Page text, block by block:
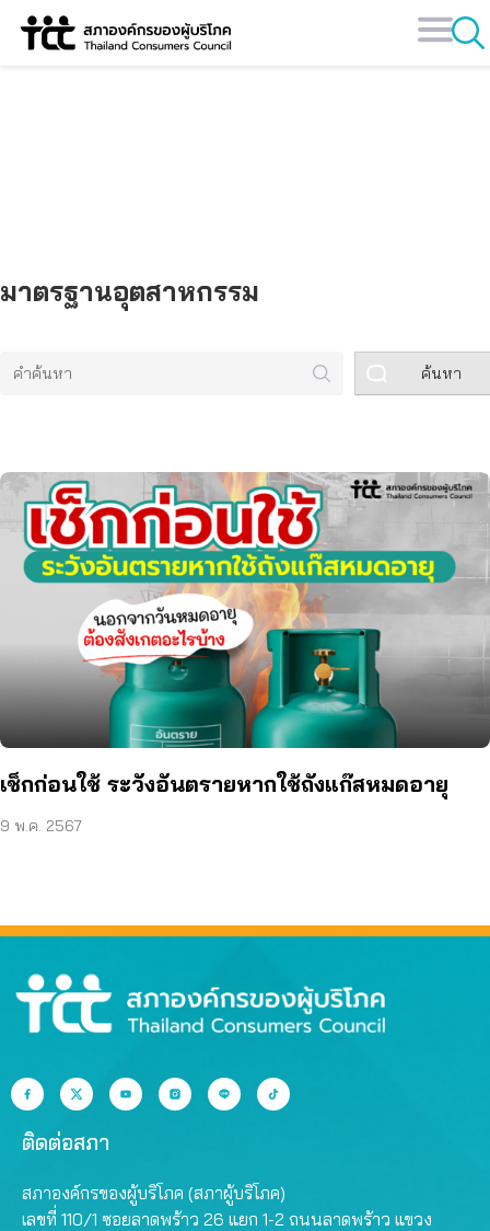
Skip
มาตรฐานอุตสาหกรรม
ค้นหา
เช็กก่อนใช้ ระวังอันตรายหากใช้ถังแก๊สหมดอายุ
9 พ.ค. 2567
ติดต่อสภา
สภาองค์กรของผู้บริโภค (สภาผู้บริโภค)
เลขที่ 110/1 ซอยลาดพร้าว 26 แยก 1-2 ถนนลาดพร้าว แขวง